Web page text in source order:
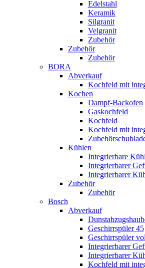
Edelstahl
Keramik
Silgranit
Velgranit
Zubehör
Zubehör
Zubehör
BORA
Abverkauf
Kochfeld mit
Kochen
Dampf-Backofen
Gaskochfeld
Kochfeld
Kochfeld mit
Kühlen
Integrierbare
Integrierbarer
Integrierbarer
Zubehör
Zubehör
Bosch
Abverkauf
Geschirrspüler 45
Geschirrspüler
Integrierbarer
Integrierbarer
Kochfeld mit